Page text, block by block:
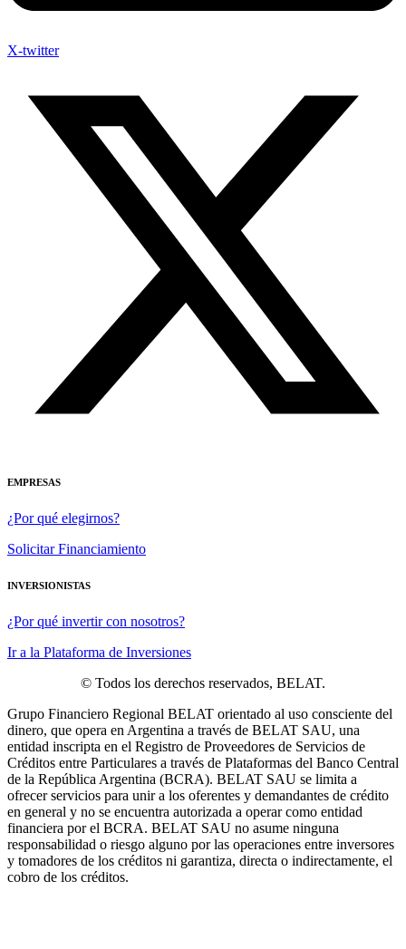
X-twitter
EMPRESAS
¿Por qué elegirnos?
Solicitar Financiamiento
INVERSIONISTAS
¿Por qué invertir con nosotros?
Ir a la Plataforma de Inversiones
© Todos los derechos reservados, BELAT.
Grupo Financiero Regional BELAT orientado al uso consciente del
dinero, que opera en Argentina a través de BELAT SAU, una
entidad inscripta en el Registro de Proveedores de Servicios de
Créditos entre Particulares a través de Plataformas del Banco Central
de la República Argentina (BCRA). BELAT SAU se limita a
ofrecer servicios para unir a los oferentes y demandantes de crédito
en general y no se encuentra autorizada a operar como entidad
financiera por el BCRA. BELAT SAU no asume ninguna
responsabilidad o riesgo alguno por las operaciones entre inversores
y tomadores de los créditos ni garantiza, directa o indirectamente, el
cobro de los créditos.